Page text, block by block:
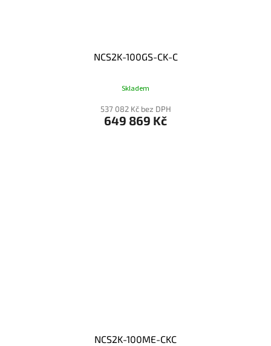
NCS2K-100GS-CK-C
Skladem
537 082 Kč bez DPH
649 869 Kč
NCS2K-100ME-CKC